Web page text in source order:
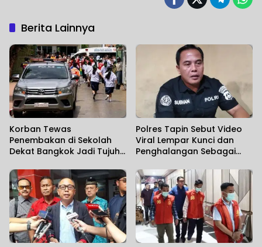
Berita Lainnya
Korban Tewas
Penembakan di Sekolah
Dekat Bangkok Jadi Tujuh
Polres Tapin Sebut Video
Viral Lempar Kunci dan
Penghalangan Sebagai